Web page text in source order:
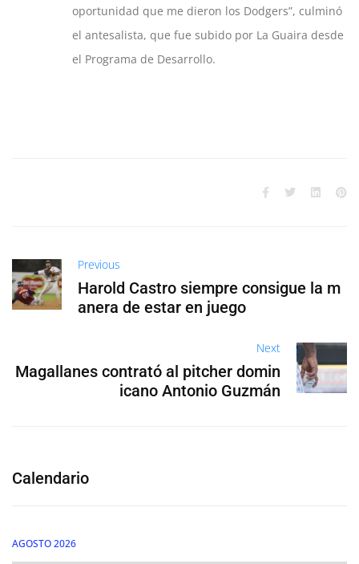
oportunidad que me dieron los Dodgers”, culminó
el antesalista, que fue subido por La Guaira desde
el Programa de Desarrollo.
Previous
Harold Castro siempre consigue la m
anera de estar en juego
Next
Magallanes contrató al pitcher domin
icano Antonio Guzmán
Calendario
AGOSTO 2026